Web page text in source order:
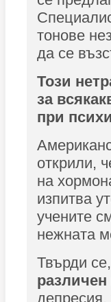
тонове
да се
Този
за
при
открили,
на
изпитва
учените
нежната
Твърди
различен